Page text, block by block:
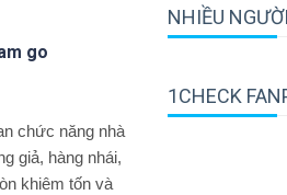
go
chức năng nhà
giả, hàng nhái,
khiêm tốn và
NHIỀU
1CHECK